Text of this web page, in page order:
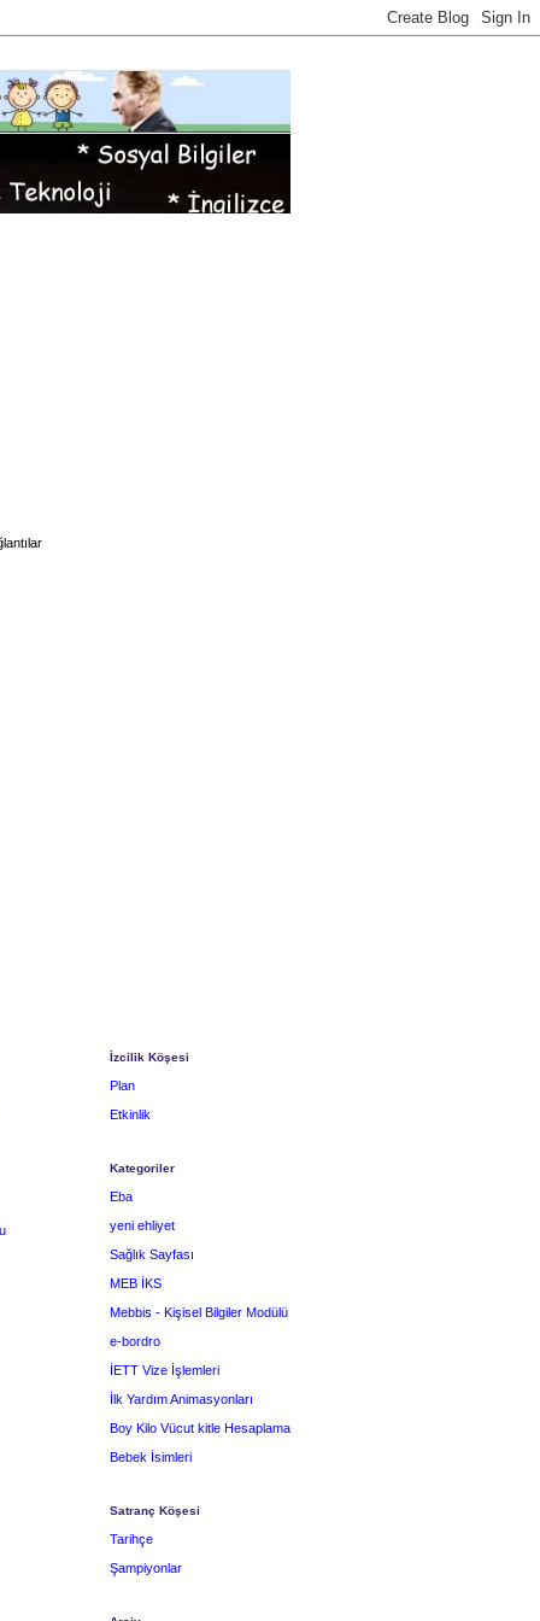
İzcilik Köşesi
Plan
Etkinlik
Kategoriler
Eba
yeni ehliyet
Sağlık Sayfası
MEB İKS
Mebbis - Kişisel Bilgiler Modülü
e-bordro
İETT Vize İşlemleri
İlk Yardım Animasyonları
Boy Kilo Vücut kitle Hesaplama
Bebek İsimleri
Satranç Köşesi
Tarihçe
Şampiyonlar